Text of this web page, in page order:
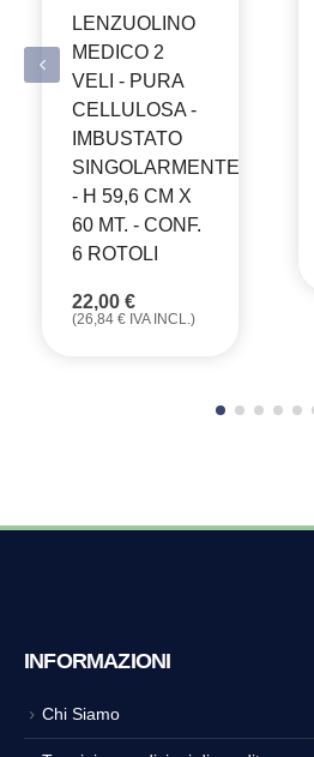
LENZUOLINO
MEDICO 2
VELI - PURA
CELLULOSA -
IMBUSTATO
SINGOLARMENTE
- H 59,6 CM X
60 MT. - CONF.
6 ROTOLI
22,00 €
(26,84 € IVA INCL.)
INFORMAZIONI
Chi Siamo